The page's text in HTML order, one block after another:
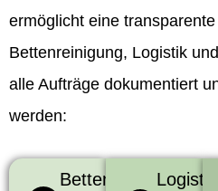
ermöglicht eine
Bettenreinigung, Logistik
alle Aufträge dokumentiert
werden:
Bettenr
Logistik